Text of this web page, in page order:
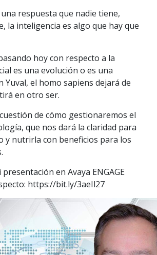
respuesta que nadie tiene,
la inteligencia es algo que hay que
hoy con respecto a la
es una evolución o es una
Yuval, el homo sapiens dejará de
en otro ser.
de cómo gestionaremos el
que nos dará la claridad para
y nutrirla con beneficios para los
en Avaya ENGAGE
https://bit.ly/3aeIl27